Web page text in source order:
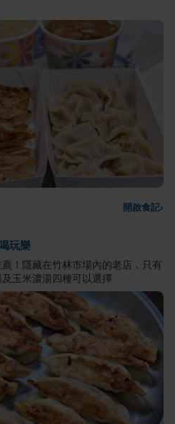
開啟食記›
玩樂
！隱藏在竹林市場內的老店，只有
玉米濃湯四種可以選擇